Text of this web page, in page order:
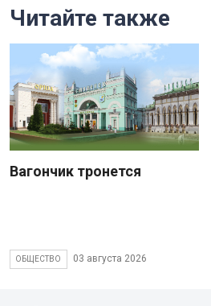
Читайте также
Вагончик тронется
ОБЩЕСТВО 03 августа 2026